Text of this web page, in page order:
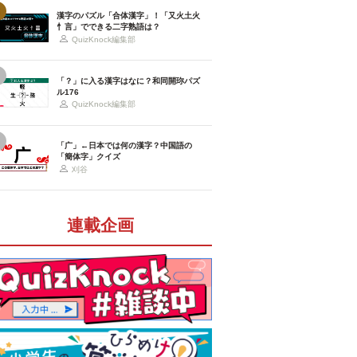
漢字のパズル「合体漢字」！「又火土火
忄言」でできる二字熟語は？
QuizKnock編集部
「？」に入る漢字はなに？和同開珎パズ
ル176
QuizKnock編集部
「广」←日本では何の漢字？中国語の
「簡体字」クイズ
刈谷
連載企画